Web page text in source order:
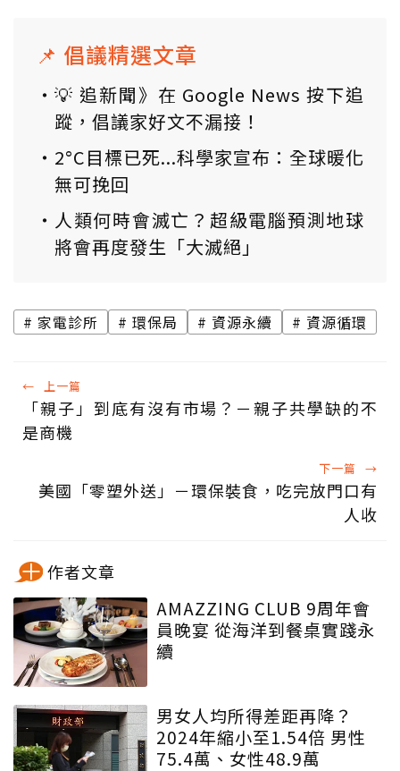
📌 倡議精選文章
💡 追新聞》在 Google News 按下追
蹤，倡議家好文不漏接！
2°C目標已死...科學家宣布：全球暖化
無可挽回
人類何時會滅亡？超級電腦預測地球
將會再度發生「大滅絕」
家電診所 環保局 資源永續 資源循環
← 上一篇
「親子」到底有沒有市場？－親子共學缺的不
是商機
下一篇 →
美國「零塑外送」－環保裝食，吃完放門口有
人收
作者文章
AMAZZING CLUB 9周年會
員晚宴 從海洋到餐桌實踐永
續
男女人均所得差距再降？
2024年縮小至1.54倍 男性
75.4萬、女性48.9萬